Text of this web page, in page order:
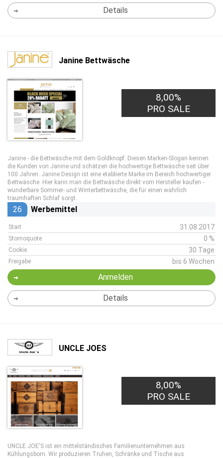
Details
Janine Bettwäsche
8,00%
PRO SALE
Janine - die Bettwäsche mit dem Goldknopf. Diesen Marken-Slogan kennen
die Kunden von Janine und schätzen die hochwertige Bettwäsche seit über
100 Jahren. Janine Design ist eine etablierte Marke im Bereich hochwertiger
Bettwäsche. Hier kann man die Bettwäsche direkt vom Hersteller kaufen -
wunderbare Sommer- und Winterbettwäsche, die für einen wahrlich
traumhaften Schlaf sorgt.
26 Werbemittel
Start 31.08.2017
Stornoquote 0 %
Cookie 30 Tage
Freigabe bis 6 Wochen
Anmelden
Details
UNCLE JOES
8,00%
PRO SALE
UNCLE JOE'S ist ein mittelständisches Familienunternehmen aus
Kühlungsborn. Wir produzieren Truhen, Schränke und Tische aus